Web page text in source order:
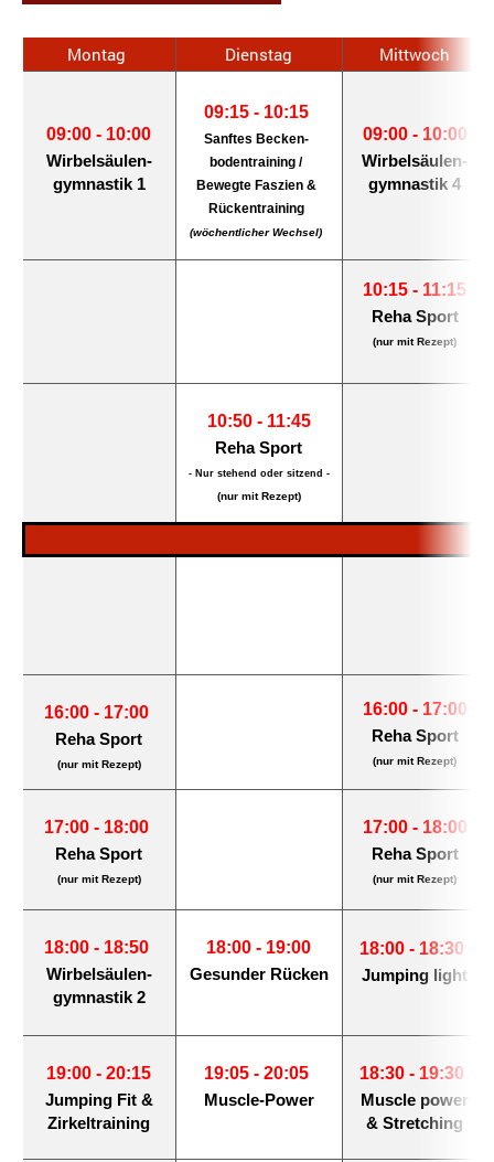
Montag Dienstag Mittwoch
09:00 - 10:00
Wirbelsäulen-
gymnastik 1
09:15 - 10:15
Sanftes Becken-
bodentraining /
Bewegte Faszien &
Rückentraining
(wöchentlicher Wechsel)
09:00 - 10:00
Wirbelsäulen-
gymnastik 4
10:15 - 11:15
Reha Sport
(nur mit Rezept)
10:50 - 11:45
Reha Sport
- Nur stehend oder sitzend -
(nur mit Rezept)
16:00 - 17:00
Reha Sport
(nur mit Rezept)
16:00 - 17:00
Reha Sport
(nur mit Rezept)
17:00 - 18:00
Reha Sport
(nur mit Rezept)
17:00 - 18:00
Reha Sport
(nur mit Rezept)
18:00 - 18:50
Wirbelsäulen-
gymnastik 2
18:00 - 19:00
Gesunder Rücken
18:00 - 18:30
Jumping light
19:00 - 20:15
Jumping Fit &
Zirkeltraining
19:05 - 20:05
Muscle-Power
18:30 - 19:30
Muscle power
& Stretching